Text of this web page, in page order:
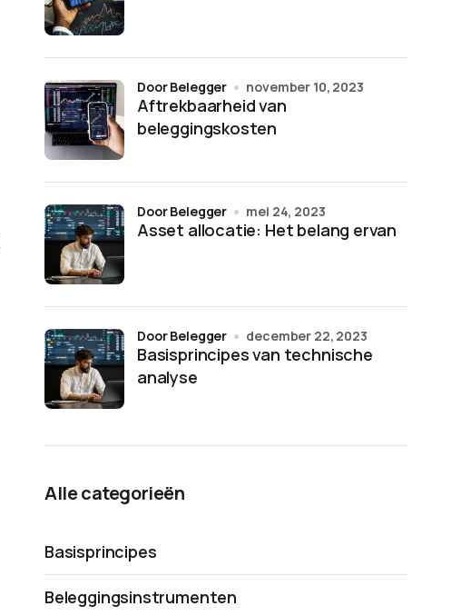
Aftrekbaarheid van
beleggingskosten
door Belegger november 10, 2023
Asset allocatie: Het belang ervan
door Belegger mei 24, 2023
Basisprincipes van technische
analyse
door Belegger december 22, 2023
Alle categorieën
Basisprincipes
Beleggingsinstrumenten